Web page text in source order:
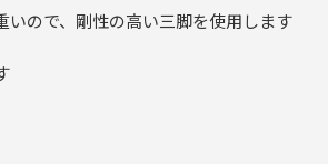
いので、剛性の高い三脚を使用します